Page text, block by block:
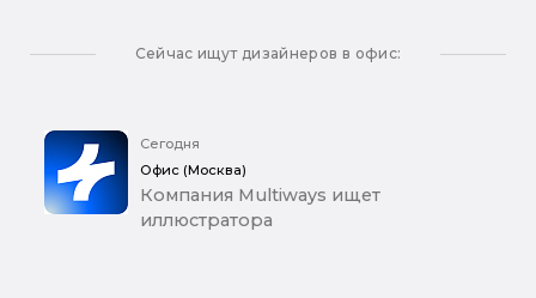
Сейчас ищут дизайнеров в офис:
Сегодня
Офис (Москва)
Компания Multiways ищет
иллюстратора